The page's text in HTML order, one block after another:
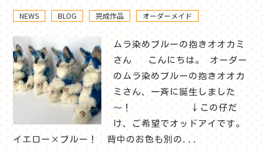
NEWS BLOG 完成作品 オーダーメイド
ムラ染めブルーの抱きオオカミ
さん こんにちは。 オーダー
のムラ染めブルーの抱きオオカ
ミさん、一斉に誕生しました
～！ ↓この仔だ
け、ご希望でオッドアイです。
イエロー×ブルー！ 背中のお色も別の...